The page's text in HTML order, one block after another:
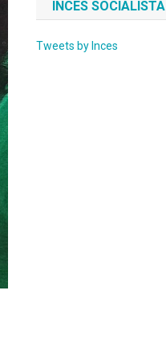
INCES SOCIALISTA
Tweets by Inces